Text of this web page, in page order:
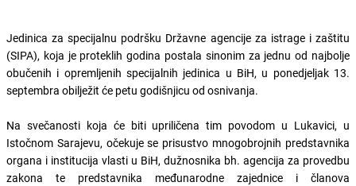
Jedinica za specijalnu podršku Državne agencije za istrage i zaštitu
(SIPA), koja je proteklih godina postala sinonim za jednu od najbolje
obučenih i opremljenih specijalnih jedinica u BiH, u ponedjeljak 13.
septembra obilježit će petu godišnjicu od osnivanja.
Na svečanosti koja će biti upriličena tim povodom u Lukavici, u
Istočnom Sarajevu, očekuje se prisustvo mnogobrojnih predstavnika
organa i institucija vlasti u BiH, dužnosnika bh. agencija za provedbu
zakona te predstavnika međunarodne zajednice i članova